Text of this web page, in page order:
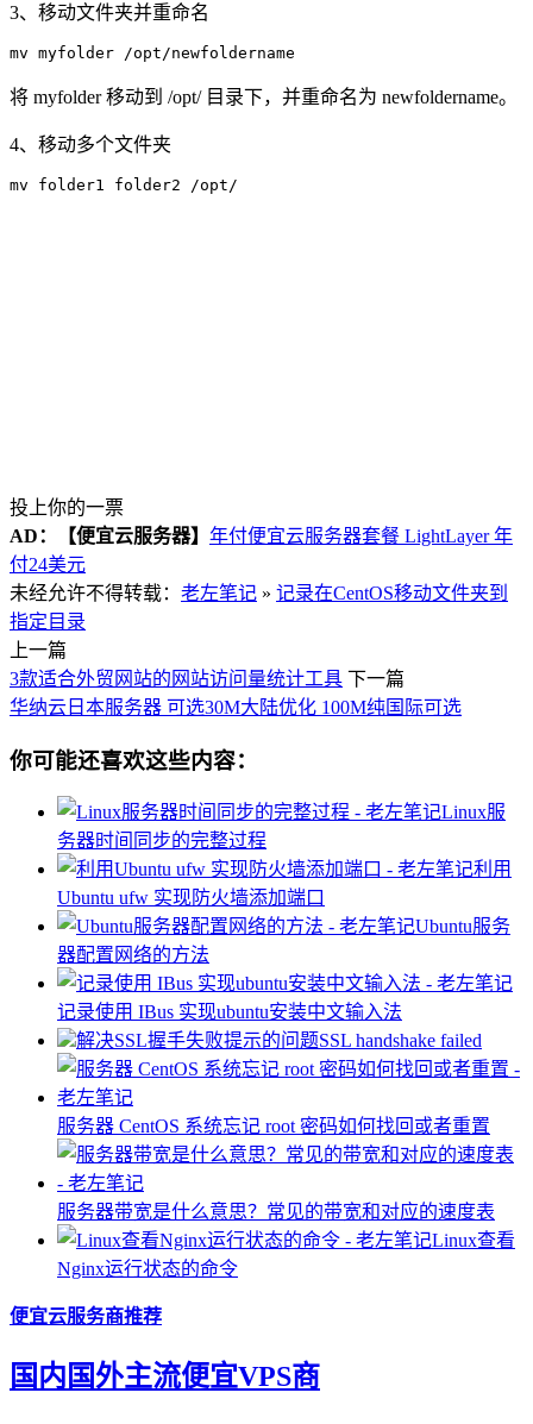
3、移动文件夹并重命名
将 myfolder 移动到 /opt/ 目录下，并重命名为 newfoldername。
4、移动多个文件夹
投上你的一票
AD：
【便宜云服务器】 年付便宜云服务器套餐 LightLayer 年
付24美元
未经允许不得转载： 老左笔记 » 记录在CentOS移动文件夹到
指定目录
上一篇
3款适合外贸网站的网站访问量统计工具 下一篇
华纳云日本服务器 可选30M大陆优化 100M纯国际可选
你可能还喜欢这些内容：
Linux服
务器时间同步的完整过程
利用
Ubuntu ufw 实现防火墙添加端口
Ubuntu服务
器配置网络的方法
记录使用 IBus 实现ubuntu安装中文输入法
解决SSL握手失败提示的问题SSL handshake failed
服务器 ​CentOS 系统忘记 root 密码如何找回或者重置
服务器带宽是什么意思？常见的带宽和对应的速度表
Linux查看
Nginx运行状态的命令
便宜云服务商推荐
国内国外主流便宜VPS商